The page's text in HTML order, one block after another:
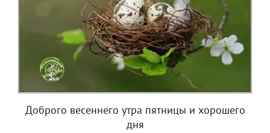
Доброго весеннего утра пятницы и хорошего
дня